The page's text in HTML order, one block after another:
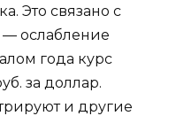
Это связано с
ослабление
года курс
за доллар.
и другие